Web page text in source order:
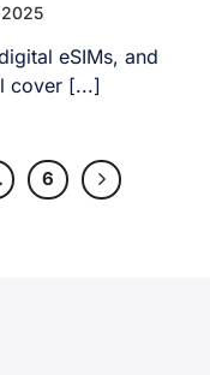
eSIMs, and
cover [...]
6